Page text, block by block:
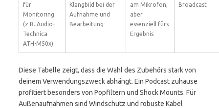
für
Monitoring
(z.B. Audio-
Technica
ATH-M50x)
Klangbild bei der
Aufnahme und
Bearbeitung
am Mikrofon,
aber
essenziell fürs
Ergebnis
Broadcast
Diese Tabelle zeigt, dass die Wahl des Zubehörs stark von
deinem Verwendungszweck abhängt. Ein Podcast zuhause
profitiert besonders von Popfiltern und Shock Mounts. Für
Außenaufnahmen sind Windschutz und robuste Kabel